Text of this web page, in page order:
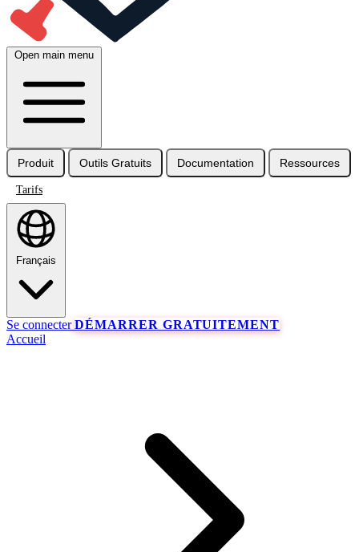
Open main menu
Produit Outils Gratuits Documentation Ressources
Tarifs
Français
Se connecterDÉMARRER GRATUITEMENT
Accueil